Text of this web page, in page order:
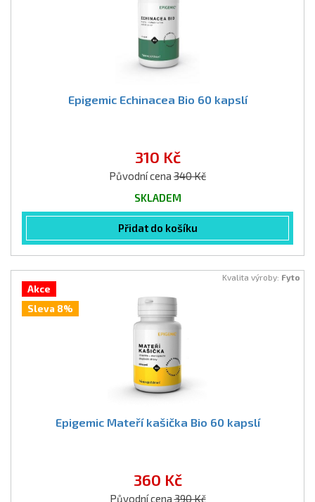
Epigemic Echinacea Bio 60 kapslí
310 Kč
Původní cena 340 Kč
SKLADEM
Přidat do košíku
Kvalita výroby: Fyto
Akce
Sleva 8%
Epigemic Mateří kašička Bio 60 kapslí
360 Kč
Původní cena390 Kč